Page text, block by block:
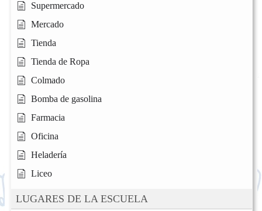
Supermercado
Mercado
Tienda
Tienda de Ropa
Colmado
Bomba de gasolina
Farmacia
Oficina
Heladería
Liceo
LUGARES DE LA ESCUELA